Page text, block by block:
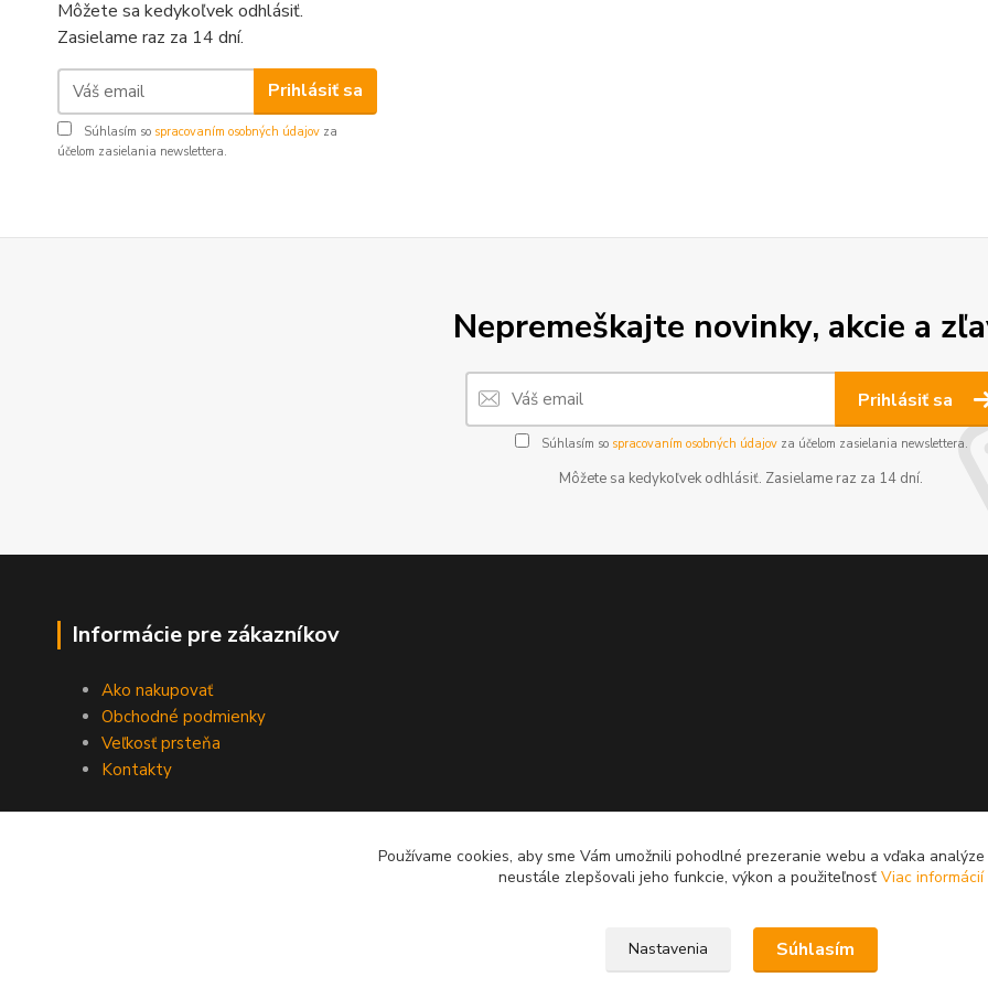
Môžete sa kedykoľvek odhlásiť.
Zasielame raz za 14 dní.
Prihlásiť sa
Súhlasím so spracovaním osobných údajov za
účelom zasielania newslettera.
Nepremeškajte novinky, akcie a
Prihlásiť sa
Súhlasím so spracovaním osobných údajovza účelom zasielania newslettera.
Môžete sa kedykoľvek odhlásiť. Zasielame raz za 14 dní.
Informácie pre zákazníkov
Ako nakupovať
Obchodné podmienky
Veľkosť prsteňa
Kontakty
Používame cookies, aby sme Vám umožnili pohodlné prezeranie webu a vďaka
neustále zlepšovali jeho funkcie, výkon a použiteľnosť Viac informácií
Nastavenia Súhlasím